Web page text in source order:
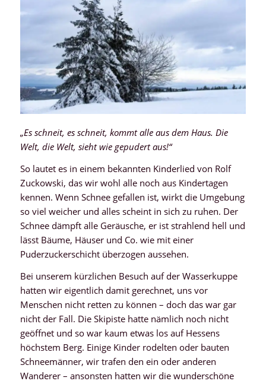
„Es schneit, es schneit, kommt alle aus dem Haus. Die
Welt, die Welt, sieht wie gepudert aus!“
So lautet es in einem bekannten Kinderlied von Rolf
Zuckowski, das wir wohl alle noch aus Kindertagen
kennen. Wenn Schnee gefallen ist, wirkt die Umgebung
so viel weicher und alles scheint in sich zu ruhen. Der
Schnee dämpft alle Geräusche, er ist strahlend hell und
lässt Bäume, Häuser und Co. wie mit einer
Puderzuckerschicht überzogen aussehen.
Bei unserem kürzlichen Besuch auf der Wasserkuppe
hatten wir eigentlich damit gerechnet, uns vor
Menschen nicht retten zu können – doch das war gar
nicht der Fall. Die Skipiste hatte nämlich noch nicht
geöffnet und so war kaum etwas los auf Hessens
höchstem Berg. Einige Kinder rodelten oder bauten
Schneemänner, wir trafen den ein oder anderen
Wanderer – ansonsten hatten wir die wunderschöne